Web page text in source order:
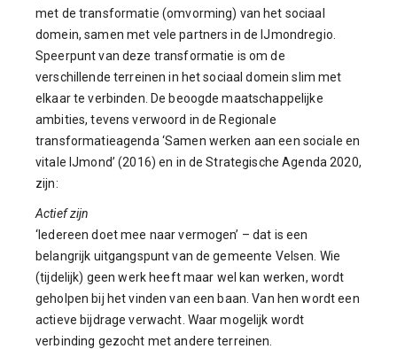
met de transformatie (omvorming) van het sociaal
domein, samen met vele partners in de IJmondregio.
Speerpunt van deze transformatie is om de
verschillende terreinen in het sociaal domein slim met
elkaar te verbinden. De beoogde maatschappelijke
ambities, tevens verwoord in de Regionale
transformatieagenda ‘Samen werken aan een sociale en
vitale IJmond’ (2016) en in de Strategische Agenda 2020,
zijn:
Actief zijn
‘Iedereen doet mee naar vermogen’ – dat is een
belangrijk uitgangspunt van de gemeente Velsen. Wie
(tijdelijk) geen werk heeft maar wel kan werken, wordt
geholpen bij het vinden van een baan. Van hen wordt een
actieve bijdrage verwacht. Waar mogelijk wordt
verbinding gezocht met andere terreinen.